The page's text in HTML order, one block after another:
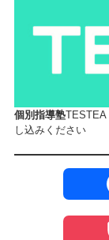
個別指導塾TESTEA
し込みください